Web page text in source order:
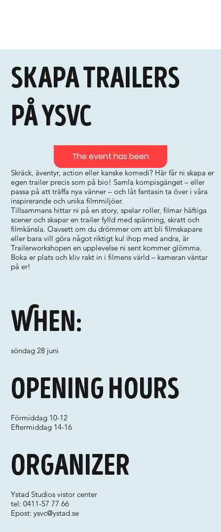
Skapa trailers
på ysvc
Skräck, äventyr, action eller kanske komedi? Här får ni skapa er
egen trailer precis som på bio! Samla kompisgänget – eller
passa på att träffa nya vänner – och låt fantasin ta över i våra
inspirerande och unika filmmiljöer.
Tillsammans hittar ni på en story, spelar roller, filmar häftiga
scener och skapar en trailer fylld med spänning, skratt och
filmkänsla. Oavsett om du drömmer om att bli filmskapare
eller bara vill göra något riktigt kul ihop med andra, är
Trailerworkshopen en upplevelse ni sent kommer glömma.
Boka er plats och kliv rakt in i filmens värld – kameran väntar
på er!
When:
söndag 28 juni
Organizer
Ystad Studios vistor center
tel: 0411-57 77 66
Epost:ysvc@ystad.se
Opening hours
Förmiddag 10-12
Eftermiddag 14-16
The event has been